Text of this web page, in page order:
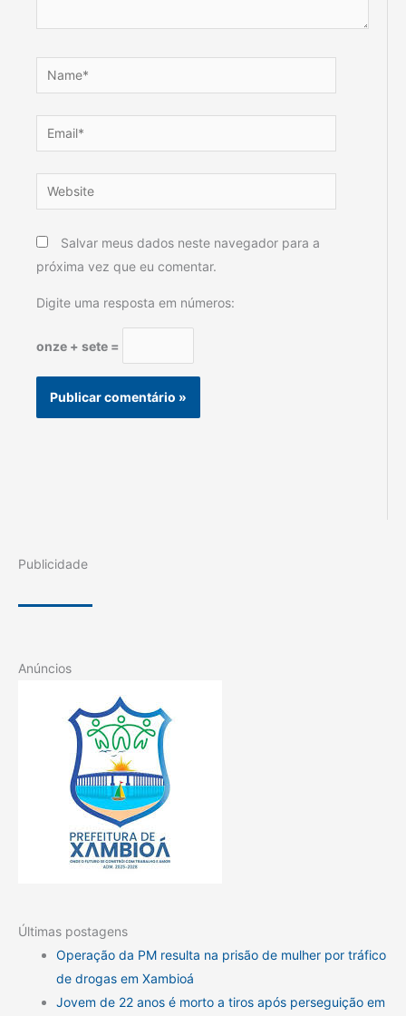
Name*
Email*
Website
Salvar meus dados neste navegador para a
próxima vez que eu comentar.
Digite uma resposta em números:
onze + sete =
Publicidade
Anúncios
Últimas postagens
Operação da PM resulta na prisão de mulher por tráfico
de drogas em Xambioá
Jovem de 22 anos é morto a tiros após perseguição em